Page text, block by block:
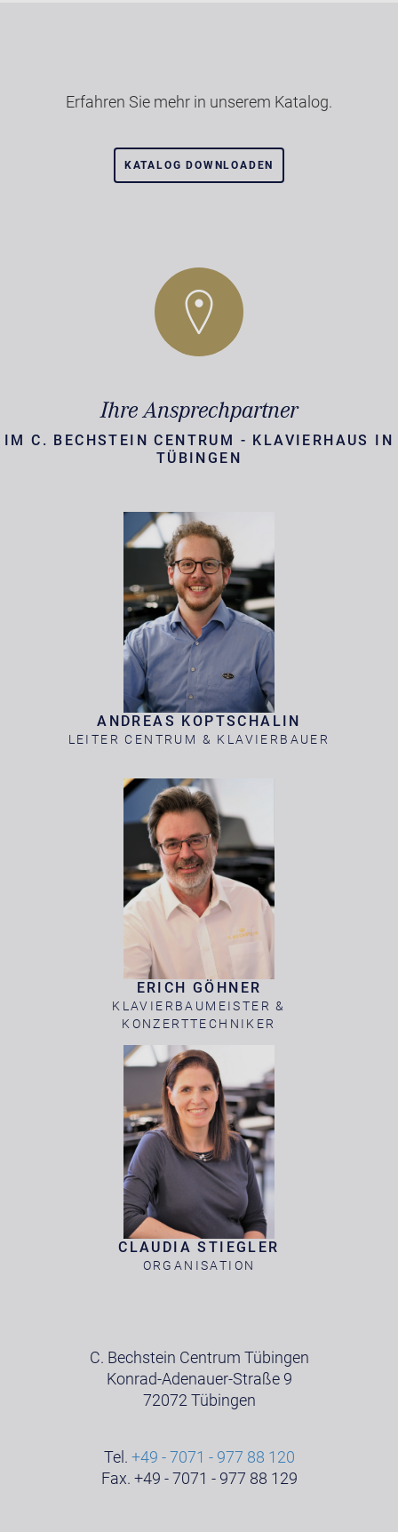
Erfahren Sie mehr in unserem Katalog.
KATALOG DOWNLOADEN
Ihre Ansprechpartner
IM C. BECHSTEIN CENTRUM - KLAVIERHAUS IN
TÜBINGEN
ANDREAS KOPTSCHALIN
LEITER CENTRUM & KLAVIERBAUER
ERICH GÖHNER
KLAVIERBAUMEISTER &
KONZERTTECHNIKER
CLAUDIA STIEGLER
ORGANISATION
C. Bechstein Centrum Tübingen
Konrad-Adenauer-Straße 9
72072 Tübingen
Tel. +49 - 7071 - 977 88 120
Fax. +49 - 7071 - 977 88 129